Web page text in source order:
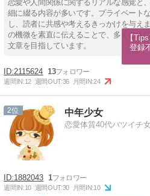
恋愛や人間関係に関するリアルな感覚と
細に綴る内容が多いです。プライベート
し、読者に共感や考えるきっかけを与え
の機微を素直に伝えることで、多くの人
文章を目指しています。
2115624 13
週間IN:12 週間OUT:36 月間IN:24
2 中年少女
恋愛体質40代バツイチ
1882043 1
週間IN:10 週間OUT:30 月間IN:10
【
登録